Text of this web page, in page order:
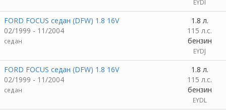
EYDI
FORD FOCUS седан (DFW) 1.8 16V
02/1999 - 11/2004
седан
1.8 л.
115 л.с.
бензин
EYDJ
FORD FOCUS седан (DFW) 1.8 16V
02/1999 - 11/2004
седан
1.8 л.
115 л.с.
бензин
EYDL